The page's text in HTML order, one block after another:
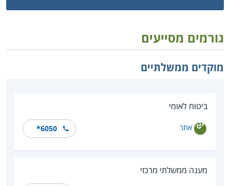
גורמים מסייעים
מוקדים ממשלתיים
ביטוח לאומי
אתר *6050
מענה ממשלתי מרכזי